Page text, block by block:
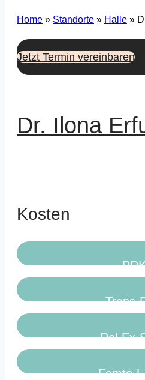
Home » Standorte » Halle »
Jetzt Termin vereinbaren
Dr. Ilona
Kosten
Trans-
ReLEx-
Femto-